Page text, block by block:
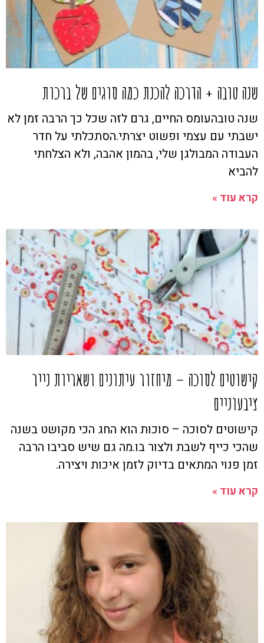
שנה טובה + הדרכה להכנת כמה סוגים של ברכות
שנה טובהעומס החיים, גרם לזה שכל כך הרבה זמן לא
ישבתי עם עצמי ופשוט יצרתי.הסתכלתי על חדר
העבודה המבולגן שלי, בהמון אהבה, ולא הצלחתי
להביא
קרא עוד »
קישוטים לסוכה – מיחזור עיתונים ושאריות נייר
ציבעוניים
קישוטים לסוכה – סוכות הוא החג הכי מקושט בשנה
שהכי כייף לשבת ולצור בו.מה גם שיש סביבו הרבה
זמן פנוי המתאים בדיוק לזמן איכות ויצירה.
קרא עוד »